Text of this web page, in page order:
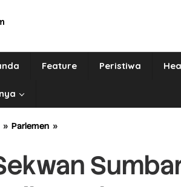
Feature Peristiwa
» Parlemen »
Ribuan
Warga